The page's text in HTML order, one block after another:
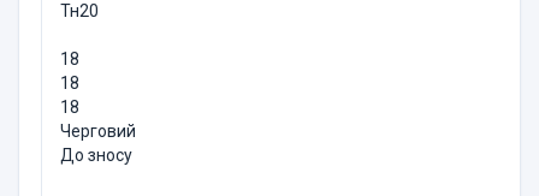
Тн20
18
18
18
Черговий
До зносу